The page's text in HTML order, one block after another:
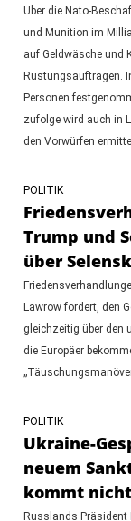
Über die Nato-
und Munition im
auf Geldwäsche und
Rüstungsaufträgen.
Personen
zufolge wird auch in
den Vorwürfen
POLITIK
Trump und
über
Lawrow fordert, den
gleichzeitig über den
die Europäer
POLITIK
Ukraine-
neuem
kommt nicht
Russlands Präsident